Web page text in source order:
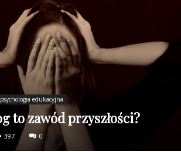
edukacyjna
to zawód przyszłości?
397 0